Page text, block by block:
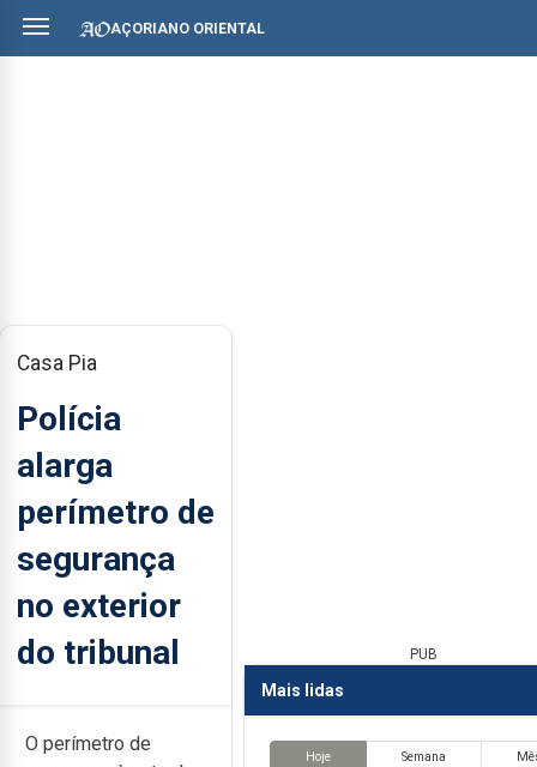
AÇORIANO ORIENTAL
Casa Pia
Polícia
alarga
perímetro de
segurança
no exterior
do tribunal
O perímetro de
PUB
Mais lidas
Hoje Semana